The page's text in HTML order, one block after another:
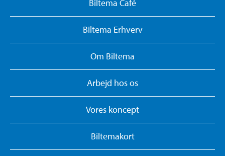
Biltema Café
Biltema Erhverv
Om Biltema
Arbejd hos os
Vores koncept
Biltemakort